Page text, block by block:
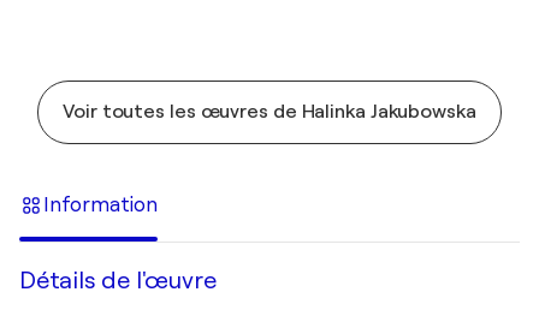
Voir toutes les œuvres de Halinka Jakubowska
Information
Détails de l'œuvre